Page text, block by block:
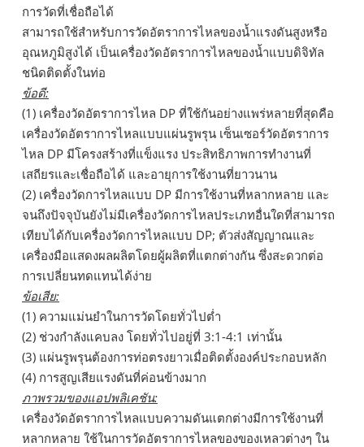
การวัดที่เชื่อถือได้
สามารถใช้สำหรับการวัดอัตราการไหลของน้ำแรงดันสูงหรือ
อุณหภูมิสูงได้ เป็นเครื่องวัดอัตราการไหลของน้ำแบบดิจิทัล
ชนิดติดตั้งในท่อ
ข้อดี:
(1) เครื่องวัดอัตราการไหล DP ที่ใช้กันอย่างแพร่หลายที่สุดคือ
เครื่องวัดอัตราการไหลแบบแผ่นรูพรุน เซ็นเซอร์วัดอัตราการ
ไหล DP มีโครงสร้างที่แข็งแรง ประสิทธิภาพการทำงานที่
เสถียรและเชื่อถือได้ และอายุการใช้งานที่ยาวนาน
(2) เครื่องวัดการไหลแบบ DP มีการใช้งานที่หลากหลาย และ
จนถึงปัจจุบันยังไม่มีเครื่องวัดการไหลประเภทอื่นใดที่สามารถ
เทียบได้กับเครื่องวัดการไหลแบบ DP; ตัวส่งสัญญาณและ
เครื่องมือแสดงผลผลิตโดยผู้ผลิตที่แตกต่างกัน ซึ่งสะดวกต่อ
การเปลี่ยนทดแทนได้ง่าย
ข้อเสีย:
(1) ความแม่นยำในการวัดโดยทั่วไปต่ำ
(2) ช่วงกำลังแคบลง โดยทั่วไปอยู่ที่ 3:1-4:1 เท่านั้น
(3) แผ่นรูพรุนต้องการท่อตรงยาวเมื่อติดตั้งองค์ประกอบหลัก
(4) การสูญเสียแรงดันที่ค่อนข้างมาก
ภาพรวมของแอปพลิเคชัน:
เครื่องวัดอัตราการไหลแบบความดันแตกต่างมีการใช้งานที่
หลากหลาย ใช้ในการวัดอัตราการไหลของของเหลวต่างๆ ใน